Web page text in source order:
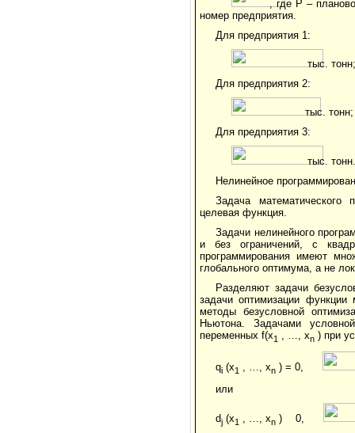
, где P –
номер предприятия.
Для предприятия 1:
тыс. тонн;
Для предприятия 2:
тыс. тонн;
Для предприятия 3:
тыс. тонн.
Нелинейное
Задача математического
целевая функция.
Задачи нелинейного
и без ограничений, с
программирования имеют
глобального оптимума, а не
Разделяют задачи
задачи оптимизации
методы безусловной
Ньютона. Задачами
переменных f(x1 , …, xn ) при
qi (x1 , …, xn ) = 0,
или
dj (x1 , …, xn )
0,